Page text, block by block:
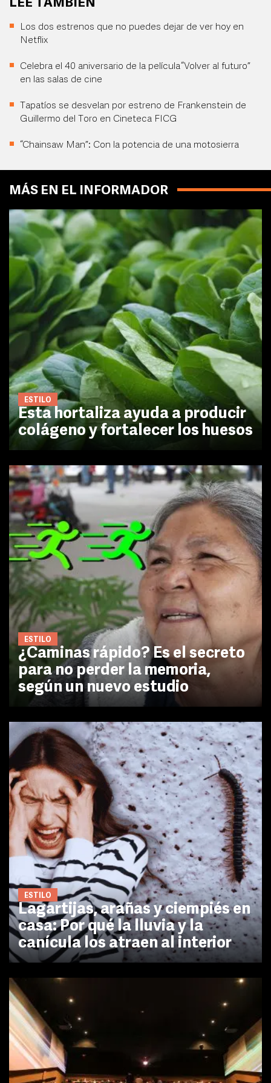
LEE TAMBIÉN
Los dos estrenos que no puedes dejar de ver hoy en
Netflix
Celebra el 40 aniversario de la película “Volver al futuro”
en las salas de cine
Tapatíos se desvelan por estreno de Frankenstein de
Guillermo del Toro en Cineteca FICG
“Chainsaw Man”: Con la potencia de una motosierra
MÁS EN EL INFORMADOR
ESTILO
Esta hortaliza ayuda a producir
colágeno y fortalecer los huesos
ESTILO
¿Caminas rápido? Es el secreto
para no perder la memoria,
según un nuevo estudio
ESTILO
Lagartijas, arañas y ciempiés en
casa: Por qué la lluvia y la
canícula los atraen al interior